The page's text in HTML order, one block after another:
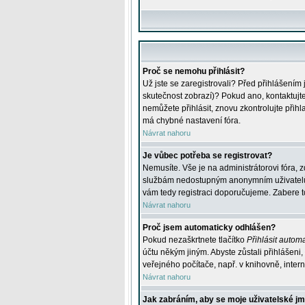
Proč se nemohu přihlásit?
Už jste se zaregistrovali? Před
skutečnost zobrazí)? Pokud ano,
nemůžete přihlásit, znovu zkontrolujte
má chybné nastavení fóra.
Návrat nahoru
Je vůbec potřeba se registrovat?
Nemusíte. Vše je na administrátorovi fóra,
službám nedostupným anonymním
vám tedy registraci doporučujeme. Zabere
Návrat nahoru
Proč jsem automaticky odhlášen?
Pokud nezaškrtnete tlačítko Přihlásit
účtu někým jiným. Abyste zůstali
veřejného počítače, např. v knihovně,
Návrat nahoru
Jak zabráním, aby se moje uživatelské